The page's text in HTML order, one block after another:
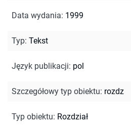
Data wydania: 1999
Typ: Tekst
Język publikacji: pol
Szczegółowy typ obiektu: rozdz
Typ obiektu: Rozdział